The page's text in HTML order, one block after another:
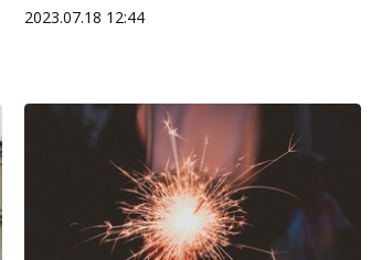
2023.07.18 12:44